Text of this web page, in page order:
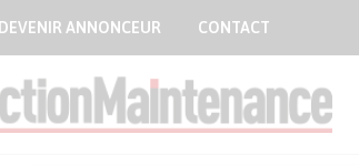
DEVENIR ANNONCEUR CONTACT